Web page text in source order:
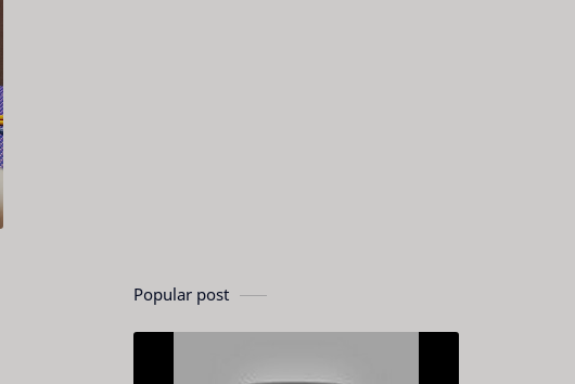
Popular post